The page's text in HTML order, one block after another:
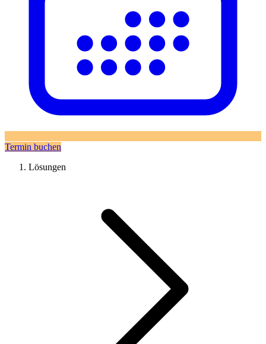
Termin buchen
Lösungen